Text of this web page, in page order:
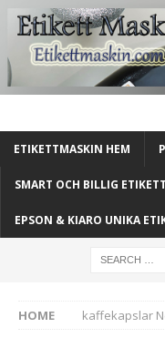
ETIKETTMASKIN HEM
SMART OCH BILLIG
EPSON & KIARO UNIKA
HOME kaffekapslar